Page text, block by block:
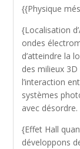
{{Physique
{Localisation
ondes
d’atteindre la
des milieux
l’interaction
systèmes
avec désordre.
{Effet Hall
développons